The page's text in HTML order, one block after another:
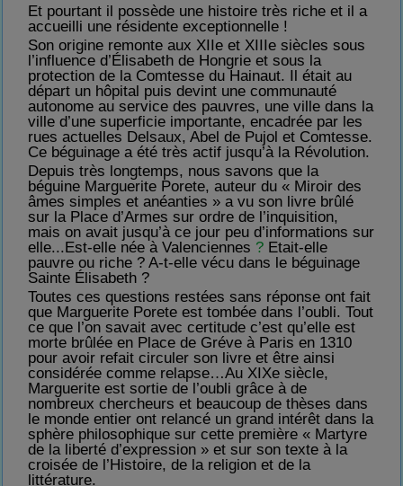
Et pourtant il possède une histoire très riche et il a
accueilli une résidente exceptionnelle !
Son origine remonte aux XIIe et XIIIe siècles sous
l’influence d’Élisabeth de Hongrie et sous la
protection de la Comtesse du Hainaut. Il était au
départ un hôpital puis devint une communauté
autonome au service des pauvres, une ville dans la
ville d’une superficie importante, encadrée par les
rues actuelles Delsaux, Abel de Pujol et Comtesse.
Ce béguinage a été très actif jusqu’à la Révolution.
Depuis très longtemps, nous savons que la
béguine Marguerite Porete, auteur du « Miroir des
âmes simples et anéanties » a vu son livre brûlé
sur la Place d’Armes sur ordre de l’inquisition,
mais on avait jusqu’à ce jour peu d’informations sur
elle...Est-elle née à Valenciennes ? Etait-elle
pauvre ou riche ? A-t-elle vécu dans le béguinage
Sainte Élisabeth ?
Toutes ces questions restées sans réponse ont fait
que Marguerite Porete est tombée dans l’oubli. Tout
ce que l’on savait avec certitude c’est qu’elle est
morte brûlée en Place de Gréve à Paris en 1310
pour avoir refait circuler son livre et être ainsi
considérée comme relapse…Au XIXe siècle,
Marguerite est sortie de l’oubli grâce à de
nombreux chercheurs et beaucoup de thèses dans
le monde entier ont relancé un grand intérêt dans la
sphère philosophique sur cette première « Martyre
de la liberté d’expression » et sur son texte à la
croisée de l’Histoire, de la religion et de la
littérature.